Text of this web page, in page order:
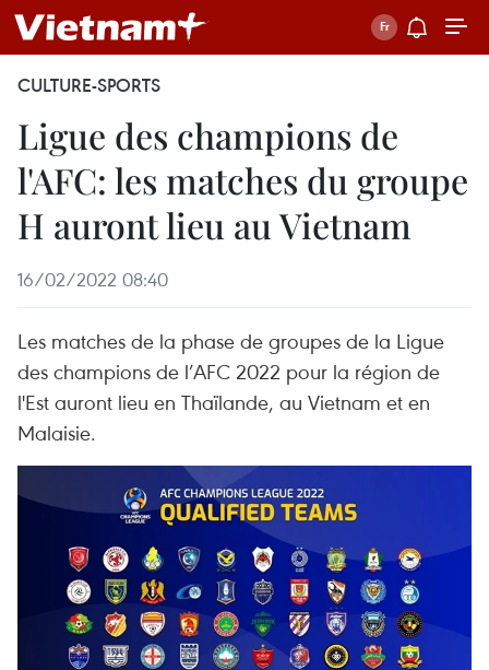
CULTURE-SPORTS
Ligue des champions de
l'AFC: les matches du groupe
H auront lieu au Vietnam
16/02/2022 08:40
Les matches de la phase de groupes de la Ligue
des champions de l’AFC 2022 pour la région de
l'Est auront lieu en Thaïlande, au Vietnam et en
Malaisie.